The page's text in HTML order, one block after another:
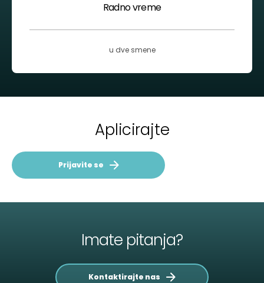
Radno vreme
u dve smene
Aplicirajte
Prijavite se
Imate pitanja?
Kontaktirajte nas